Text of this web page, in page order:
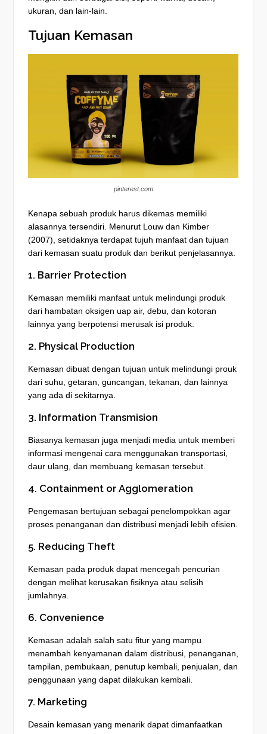
ukuran, dan lain-lain.
Tujuan Kemasan
pinterest.com
Kenapa sebuah produk harus dikemas memiliki
alasannya tersendiri. Menurut Louw dan Kimber
(2007), setidaknya terdapat tujuh manfaat dan tujuan
dari kemasan suatu produk dan berikut penjelasannya.
1. Barrier Protection
Kemasan memiliki manfaat untuk melindungi produk
dari hambatan oksigen uap air, debu, dan kotoran
lainnya yang berpotensi merusak isi produk.
2. Physical Production
Kemasan dibuat dengan tujuan untuk melindungi prouk
dari suhu, getaran, guncangan, tekanan, dan lainnya
yang ada di sekitarnya.
3. Information Transmision
Biasanya kemasan juga menjadi media untuk memberi
informasi mengenai cara menggunakan transportasi,
daur ulang, dan membuang kemasan tersebut.
4. Containment or Agglomeration
Pengemasan bertujuan sebagai penelompokkan agar
proses penanganan dan distribusi menjadi lebih efisien.
5. Reducing Theft
Kemasan pada produk dapat mencegah pencurian
dengan melihat kerusakan fisiknya atau selisih
jumlahnya.
6. Convenience
Kemasan adalah salah satu fitur yang mampu
menambah kenyamanan dalam distribusi, penanganan,
tampilan, pembukaan, penutup kembali, penjualan, dan
penggunaan yang dapat dilakukan kembali.
7. Marketing
Desain kemasan yang menarik dapat dimanfaatkan